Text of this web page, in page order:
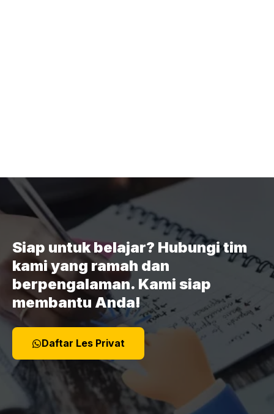
Siap untuk belajar? Hubungi tim
kami yang ramah dan
berpengalaman. Kami siap
membantu Anda!
Daftar Les Privat